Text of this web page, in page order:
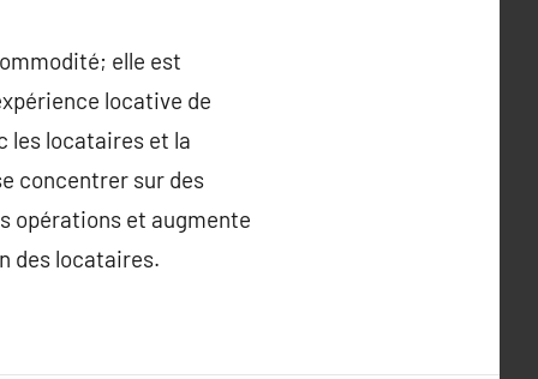
elle est
locative de
les locataires et la
concentrer sur des
opérations et augmente
des locataires.